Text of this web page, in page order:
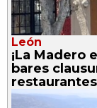
León
¡La Madero
bares